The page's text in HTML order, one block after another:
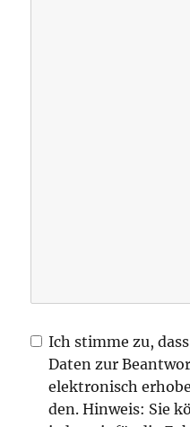
Ich stim­me zu,
Daten zur
elek­tro­nisch
den. Hin­weis: Sie